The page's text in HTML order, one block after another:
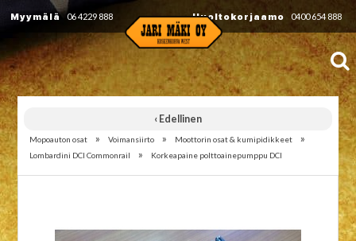
Myymälä 06 4229 888 Huoltokorjaamo 0400 654 888
‹ Edellinen
Mopoauton osat » Voimansiirto » Moottorin osat & kumipidikkeet »
Lombardini DCI Commonrail » Korkeapaine polttoainepumppu DCI